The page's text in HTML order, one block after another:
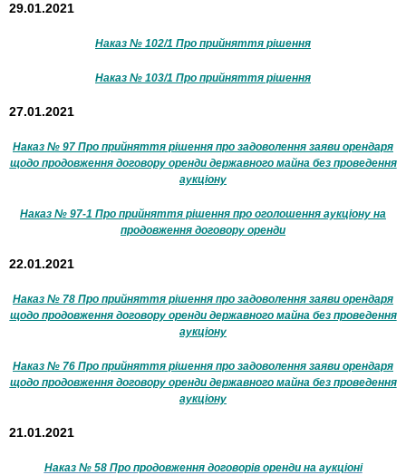
29.01.2021
Наказ № 102/1 Про прийняття рішення
Наказ № 103/1 Про прийняття рішення
27.01.2021
Наказ № 97 Про прийняття рішення про задоволення заяви орендаря
щодо продовження договору оренди державного майна без проведення
аукціону
Наказ № 97-1 Про прийняття рішення про оголошення аукціону на
продовження договору оренди
22.01.2021
Наказ № 78 Про прийняття рішення про задоволення заяви орендаря
щодо продовження договору оренди державного майна без проведення
аукціону
Наказ № 76 Про прийняття рішення про задоволення заяви орендаря
щодо продовження договору оренди державного майна без проведення
аукціону
21.01.2021
Наказ № 58 Про продовження договорів оренди на аукціоні